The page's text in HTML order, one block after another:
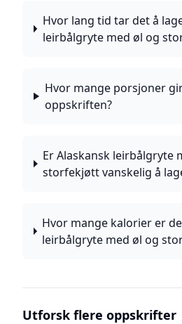
Hvor lang tid tar det å
leirbålgryte med øl og
Hvor mange porsjoner
oppskriften?
Er Alaskansk leirbålgryte
storfekjøtt vanskelig å
Hvor mange kalorier er
leirbålgryte med øl og
Utforsk flere oppskrifter